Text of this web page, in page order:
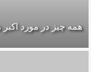
همه چیز در مورد